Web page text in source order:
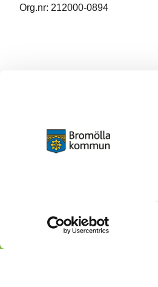
Org.nr: 212000-0894